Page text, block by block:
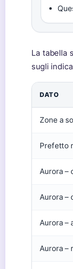
La tabella
sugli
DATO
Zone a
Prefetto
Aurora –
Aurora –
Aurora –
Aurora –